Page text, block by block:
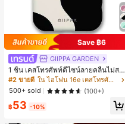
Save ฿6
GIIPPA GARDEN
1 ชิ้น เคสโทรศัพท์ดีไซน์ลายคลื่นไม่สม
มาตรสำหรับ Phone 17 Pro Max, เหม
าะสำหรับ Phone 16 Pro Max, 15 Pro
Max, 14 Pro Max, เคสโทรศัพท์สไตล์เ
กาหลีและน่าสนใจ, เข้ากันได้กับ 11/12/
13/14/15/16 Pro Max Plus, ดีไซน์หรู
#2 ขายดี
ใน ไอโฟน 16e เคสโทรศัพท์แฟชั่น
500+ sold
(100+)
฿53 -10%